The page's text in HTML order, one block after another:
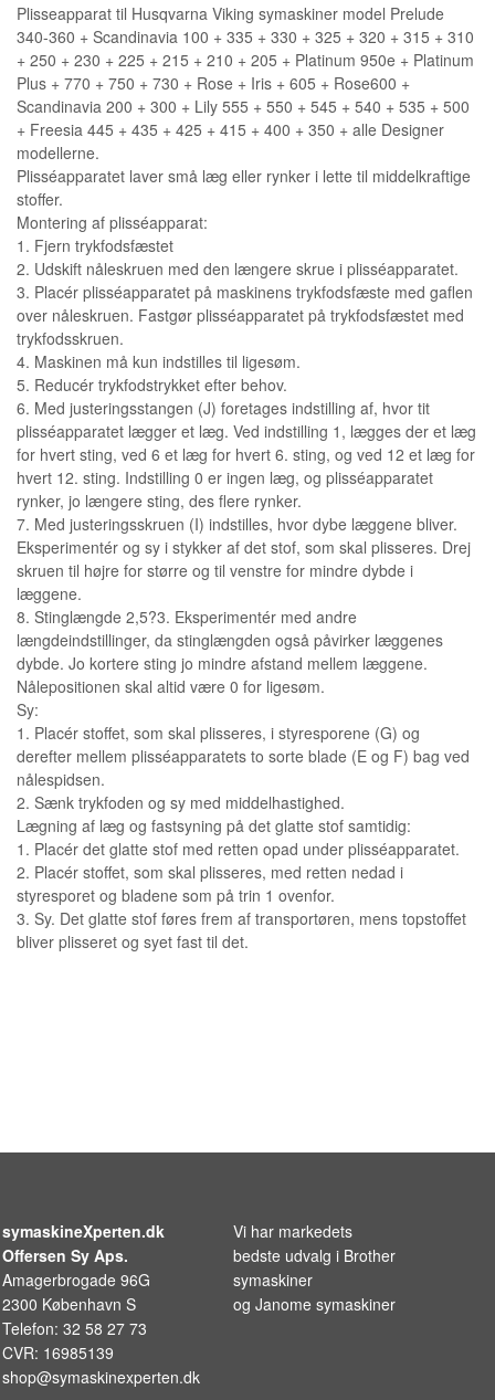
Plisseapparat til Husqvarna Viking symaskiner model Prelude
340-360 + Scandinavia 100 + 335 + 330 + 325 + 320 + 315 + 310
+ 250 + 230 + 225 + 215 + 210 + 205 + Platinum 950e + Platinum
Plus + 770 + 750 + 730 + Rose + Iris + 605 + Rose600 +
Scandinavia 200 + 300 + Lily 555 + 550 + 545 + 540 + 535 + 500
+ Freesia 445 + 435 + 425 + 415 + 400 + 350 + alle Designer
modellerne.
Plisséapparatet laver små læg eller rynker i lette til middelkraftige
stoffer.
Montering af plisséapparat:
1. Fjern trykfodsfæstet
2. Udskift nåleskruen med den længere skrue i plisséapparatet.
3. Placér plisséapparatet på maskinens trykfodsfæste med gaflen
over nåleskruen. Fastgør plisséapparatet på trykfodsfæstet med
trykfodsskruen.
4. Maskinen må kun indstilles til ligesøm.
5. Reducér trykfodstrykket efter behov.
6. Med justeringsstangen (J) foretages indstilling af, hvor tit
plisséapparatet lægger et læg. Ved indstilling 1, lægges der et læg
for hvert sting, ved 6 et læg for hvert 6. sting, og ved 12 et læg for
hvert 12. sting. Indstilling 0 er ingen læg, og plisséapparatet
rynker, jo længere sting, des flere rynker.
7. Med justeringsskruen (I) indstilles, hvor dybe læggene bliver.
Eksperimentér og sy i stykker af det stof, som skal plisseres. Drej
skruen til højre for større og til venstre for mindre dybde i
læggene.
8. Stinglængde 2,5?3. Eksperimentér med andre
længdeindstillinger, da stinglængden også påvirker læggenes
dybde. Jo kortere sting jo mindre afstand mellem læggene.
Nålepositionen skal altid være 0 for ligesøm.
Sy:
1. Placér stoffet, som skal plisseres, i styresporene (G) og
derefter mellem plisséapparatets to sorte blade (E og F) bag ved
nålespidsen.
2. Sænk trykfoden og sy med middelhastighed.
Lægning af læg og fastsyning på det glatte stof samtidig:
1. Placér det glatte stof med retten opad under plisséapparatet.
2. Placér stoffet, som skal plisseres, med retten nedad i
styresporet og bladene som på trin 1 ovenfor.
3. Sy. Det glatte stof føres frem af transportøren, mens topstoffet
bliver plisseret og syet fast til det.
symaskineXperten.dk
Offersen Sy Aps.
Amagerbrogade 96G
2300 København S
Telefon: 32 58 27 73
CVR: 16985139
shop@symaskinexperten.dk
Vi har markedets
bedste udvalg i Brother
symaskiner
og Janome symaskiner